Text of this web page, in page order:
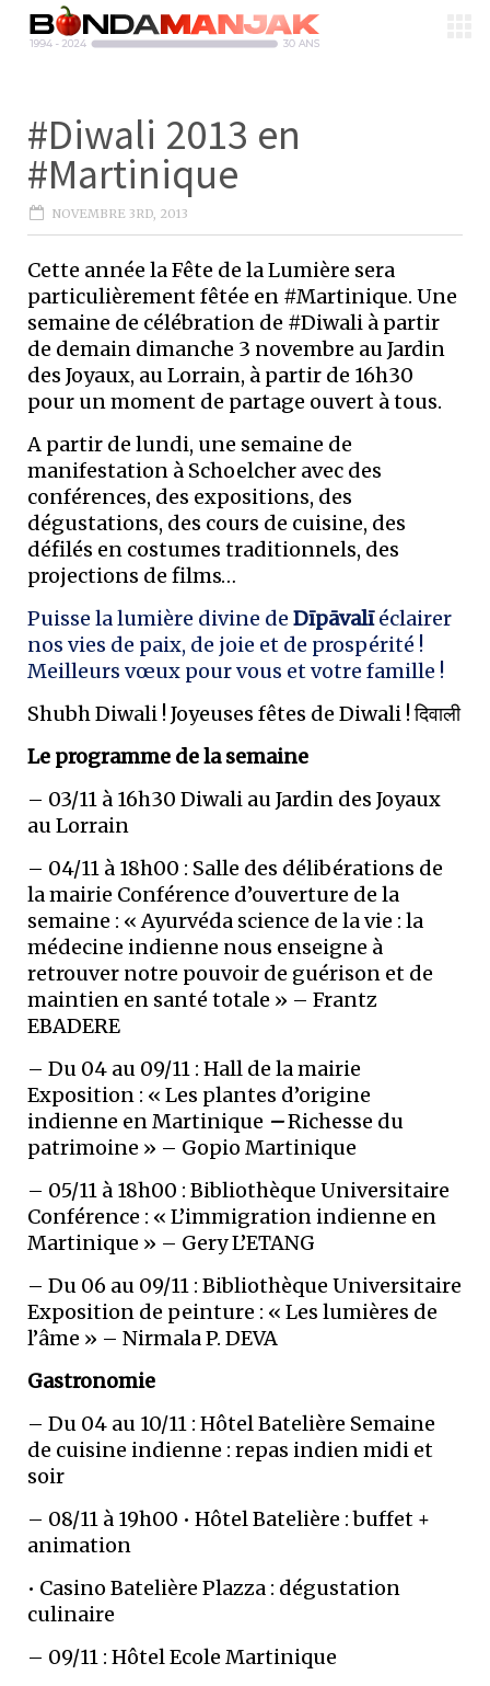
#Diwali 2013 en
#Martinique
NOVEMBRE 3RD, 2013
Cette année la Fête de la Lumière sera
particulièrement fêtée en #Martinique. Une
semaine de célébration de #Diwali à partir
de demain dimanche 3 novembre au Jardin
des Joyaux, au Lorrain, à partir de 16h30
pour un moment de partage ouvert à tous.
A partir de lundi, une semaine de
manifestation à Schoelcher avec des
conférences, des expositions, des
dégustations, des cours de cuisine, des
défilés en costumes traditionnels, des
projections de films…
Puisse la lumière divine de Dīpāvalīéclairer
nos vies de paix, de joie et de prospérité !
Meilleurs vœux pour vous et votre famille !
Shubh Diwali ! Joyeuses fêtes de Diwali ! दिवाली
Le programme de la semaine
– 03/11 à 16h30 Diwali au Jardin des Joyaux
au Lorrain
– 04/11 à 18h00 : Salle des délibérations de
la mairie Conférence d’ouverture de la
semaine : « Ayurvéda science de la vie : la
médecine indienne nous enseigne à
retrouver notre pouvoir de guérison et de
maintien en santé totale » – Frantz
EBADERE
– Du 04 au 09/11 : Hall de la mairie
Exposition : « Les plantes d’origine
indienne en Martinique –Richesse du
patrimoine » – Gopio Martinique
– 05/11 à 18h00 : Bibliothèque Universitaire
Conférence : « L’immigration indienne en
Martinique » – Gery L’ETANG
– Du 06 au 09/11 : Bibliothèque Universitaire
Exposition de peinture : « Les lumières de
l’âme » – Nirmala P. DEVA
Gastronomie
– Du 04 au 10/11 : Hôtel Batelière Semaine
de cuisine indienne : repas indien midi et
soir
– 08/11 à 19h00 • Hôtel Batelière : buffet +
animation
• Casino Batelière Plazza : dégustation
culinaire
– 09/11 : Hôtel Ecole Martinique